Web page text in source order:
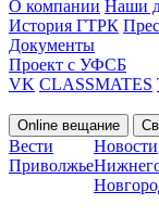
О компании Наши
История ГТРК
Документы
Проект с УФСБ
VK CLASSMATES
Online вещание
Вести
Приволжье
Новости